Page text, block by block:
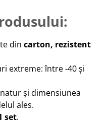
din carton, rezistent
extreme: între -40 și
și dimensiunea
ales.
set.